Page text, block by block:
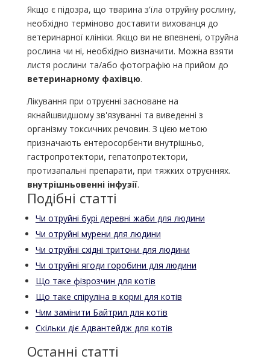
Якщо є підозра, що тварина з'їла отруйну рослину,
необхідно терміново доставити вихованця до
ветеринарної клініки. Якщо ви не впевнені, отруйна
рослина чи ні, необхідно визначити. Можна взяти
листя рослини та/або фотографію на прийом до
ветеринарному фахівцю.
Лікування при отруєнні засноване на
якнайшвидшому зв'язуванні та виведенні з
організму токсичних речовин. З цією метою
призначають ентеросорбенти внутрішньо,
гастропротектори, гепатопротектори,
протизапальні препарати, при тяжких отруєннях.
внутрішньовенні інфузії.
Подібні статті
Чи отруйні бурі деревні жаби для людини
Чи отруйні мурени для людини
Чи отруйні східні тритони для людини
Чи отруйні ягоди горобини для людини
Що таке фізрозчин для котів
Що таке спіруліна в кормі для котів
Чим замінити Байтрил для котів
Скільки діє Адвантейдж для котів
Останні статті